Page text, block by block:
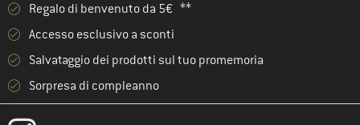
Regalo di benvenuto da 5€ **
Accesso esclusivo a sconti
Salvataggio dei prodotti sul tuo promemoria
Sorpresa di compleanno